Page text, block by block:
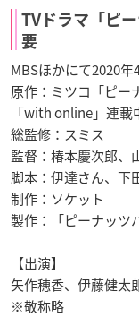
TVドラマ「ピ
要
MBSほかにて2020
原作：ミツコ「ピー
「with online」連載
総監修：スミス
監督：椿本慶次郎、
脚本：伊達さん、下
制作：ソケット
製作：「ピーナッツ
【出演】
矢作穂香、伊藤健太
※敬称略